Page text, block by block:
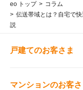
eo トップ
コラム
伝送帯域とは？自宅で
説
戸建てのお客さま
マンションのお客さ